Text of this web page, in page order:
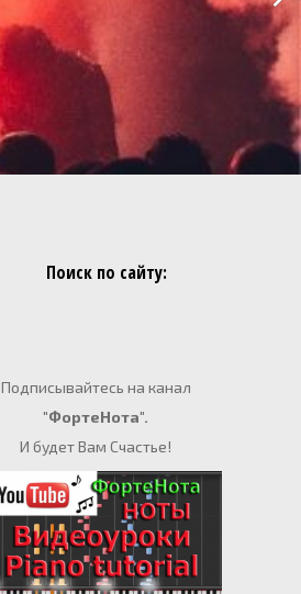
Поиск по сайту:
Подписывайтесь на канал
"ФортеНота".
И будет Вам Счастье!